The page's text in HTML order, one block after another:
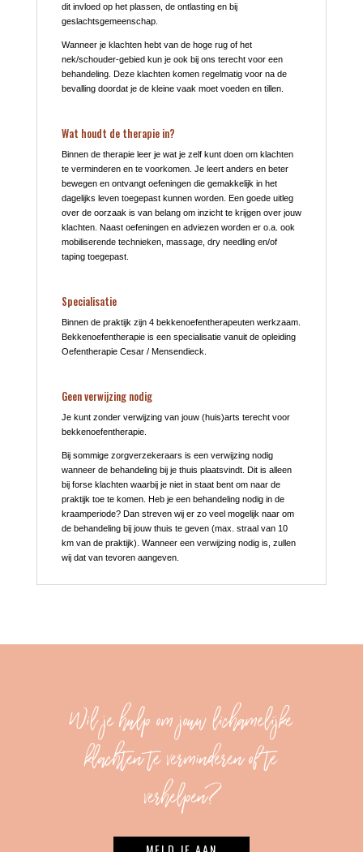
dit invloed op het plassen, de ontlasting en bij
geslachtsgemeenschap.
Wanneer je klachten hebt van de hoge rug of het
nek/schouder-gebied kun je ook bij ons terecht voor een
behandeling. Deze klachten komen regelmatig voor na de
bevalling doordat je de kleine vaak moet voeden en tillen.
Wat houdt de therapie in?
Binnen de therapie leer je wat je zelf kunt doen om klachten
te verminderen en te voorkomen. Je leert anders en beter
bewegen en ontvangt oefeningen die gemakkelijk in het
dagelijks leven toegepast kunnen worden. Een goede uitleg
over de oorzaak is van belang om inzicht te krijgen over jouw
klachten. Naast oefeningen en adviezen worden er o.a. ook
mobiliserende technieken, massage, dry needling en/of
taping toegepast.
Specialisatie
Binnen de praktijk zijn 4 bekkenoefentherapeuten werkzaam.
Bekkenoefentherapie is een specialisatie vanuit de opleiding
Oefentherapie Cesar / Mensendieck.
Geen verwijzing nodig
Je kunt zonder verwijzing van jouw (huis)arts terecht voor
bekkenoefentherapie.
Bij sommige zorgverzekeraars is een verwijzing nodig
wanneer de behandeling bij je thuis plaatsvindt. Dit is alleen
bij forse klachten waarbij je niet in staat bent om naar de
praktijk toe te komen. Heb je een behandeling nodig in de
kraamperiode? Dan streven wij er zo veel mogelijk naar om
de behandeling bij jouw thuis te geven (max. straal van 10
km van de praktijk). Wanneer een verwijzing nodig is, zullen
wij dat van tevoren aangeven.
Wil je hulp om jouw lichamelijke
klachten te verminderen of te
verhelpen?